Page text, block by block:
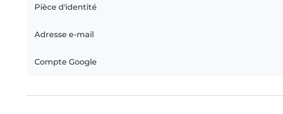
Pièce d'identité
Adresse e-mail
Compte Google